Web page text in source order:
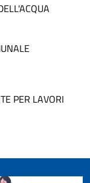
PER LAVORI